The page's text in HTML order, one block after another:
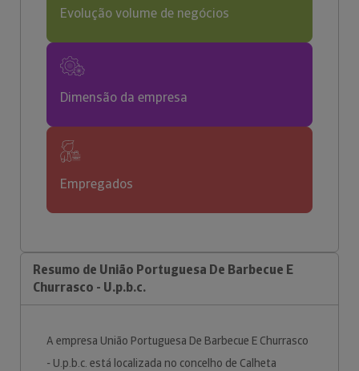
Evolução volume de negócios
Dimensão da empresa
Empregados
Resumo de União Portuguesa De Barbecue E
Churrasco - U.p.b.c.
A empresa União Portuguesa De Barbecue E Churrasco
- U.p.b.c. está localizada no concelho de Calheta